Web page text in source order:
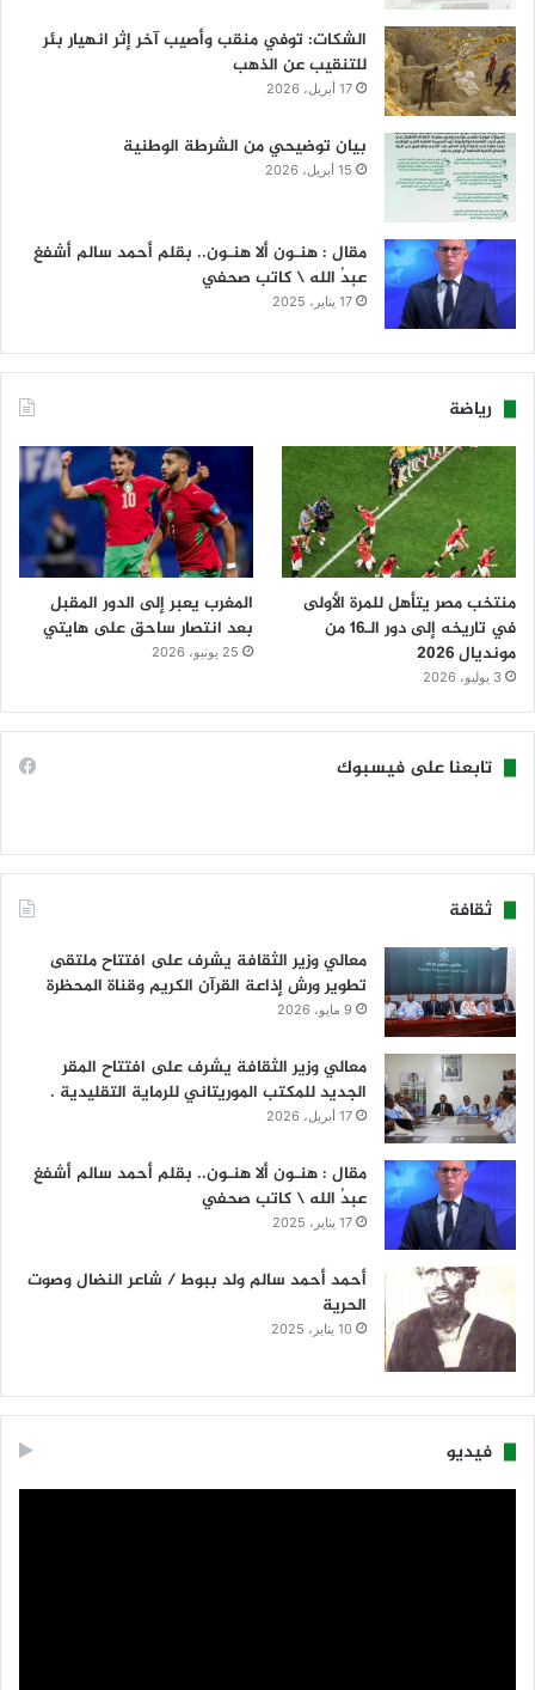
الشكات: توفي منقب وأصيب آخر إثر انهيار بئر
للتنقيب عن الذهب
17 أبريل، 2026
بيان توضيحي من الشرطة الوطنية
15 أبريل، 2026
مقال : هنـون ألا هنـون.. بقلم أحمد سالم أشفغ
عبدُ الله \ كاتب صحفي
17 يناير، 2025
رياضة
منتخب مصر يتأهل للمرة الأولى
في تاريخه إلى دور الـ16 من
مونديال 2026
3 يوليو، 2026
المغرب يعبر إلى الدور المقبل
بعد انتصار ساحق على هايتي
25 يونيو، 2026
تابعنا على فيسبوك
ثقافة
معالي وزير الثقافة يشرف على افتتاح ملتقى
تطوير ورش إذاعة القرآن الكريم وقناة المحظرة
9 مايو، 2026
معالي وزير الثقافة يشرف على افتتاح المقر
الجديد للمكتب الموريتاني للرماية التقليدية .
17 أبريل، 2026
مقال : هنـون ألا هنـون.. بقلم أحمد سالم أشفغ
عبدُ الله \ كاتب صحفي
17 يناير، 2025
أحمد أحمد سالم ولد ببوط / شاعر النضال وصوت
الحرية
10 يناير، 2025
فيديو